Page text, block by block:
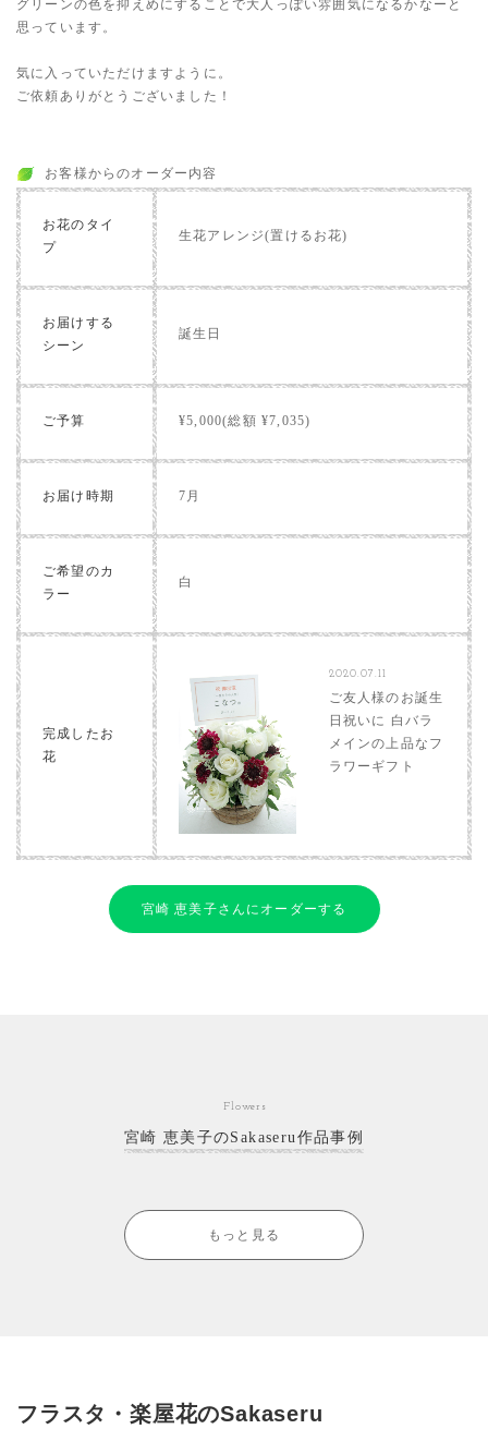
グリーンの色を抑えめにすることで大人っぽい雰囲気になるかなーと
思っています。
気に入っていただけますように。
ご依頼ありがとうございました！
お客様からのオーダー内容
お花のタイ
プ
生花アレンジ(置けるお花)
お届けする
シーン
誕生日
ご予算 ¥5,000(総額 ¥7,035)
お届け時期 7月
ご希望のカ
ラー
白
完成したお
花
2020.07.11
ご友人様のお誕生
日祝いに 白バラ
メインの上品なフ
ラワーギフト
宮崎 恵美子さんにオーダーする
Flowers
宮崎 恵美子のSakaseru作品事例
もっと見る
フラスタ・楽屋花のSakaseru